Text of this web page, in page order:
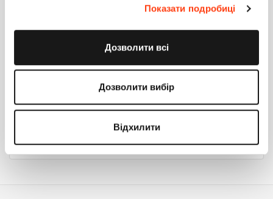
Показати подробиці
Дозволити всі
Дозволити вибір
Відхилити
https://academy.terrasoft.ua/api/netcoreapi/7.18.0/api/Terra
попробовать по uid, если не пойдет - написать простой
запускать по полученном, они же связаны в любом
Войдитеилизарегистрируйтесь, что бы комментировать